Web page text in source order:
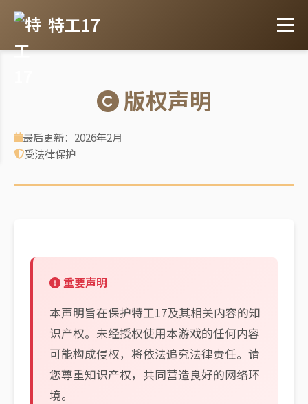
特工17
版权声明
最后更新：2026年2月
受法律保护
重要声明
本声明旨在保护特工17及其相关内容的知
识产权。未经授权使用本游戏的任何内容
可能构成侵权，将依法追究法律责任。请
您尊重知识产权，共同营造良好的网络环
境。